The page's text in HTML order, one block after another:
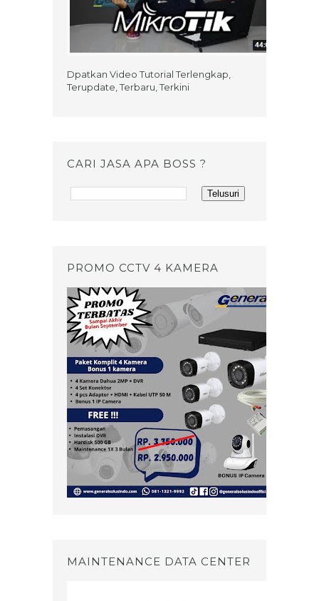
Dpatkan Video Tutorial Terlengkap,
Terupdate, Terbaru, Terkini
CARI JASA APA BOSS ?
PROMO CCTV 4 KAMERA
MAINTENANCE DATA CENTER